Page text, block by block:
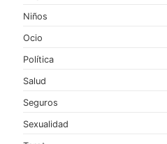
Niños
Ocio
Política
Salud
Seguros
Sexualidad